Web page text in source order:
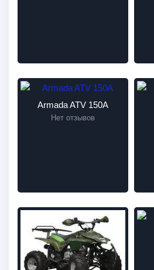
Armada ATV 150A
Нет отзывов